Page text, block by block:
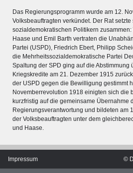
MERIANS DEUTSCHLAND 1642 - 1654
Interaktive Karte
Bildergalerie Topographia Germaniae
Impressum
Das Regierungsprogramm wurde am 12.
Volksbeauftragten verkündet. Der Rat
sozialdemokratischen Politikern
Haase und Emil Barth vertraten die
Partei (USPD), Friedrich Ebert, Philipp
die Mehrheitssozialdemokratische Partei
Spaltung der SPD ging auf die
Kriegskredite am 21. Dezember 1915
der USPD gegen die Bewilligung gestimmt
Novemberrevolution 1918 einigten sich die
kurzfristig auf die gemeinsame Übernahme
Regierungsverantwortung und bildeten am
der Volksbeauftragten unter dem
und Haase.
Impressum ©